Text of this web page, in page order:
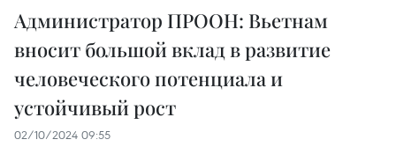
Администратор ПРООН: Вьетнам
вносит большой вклад в развитие
человеческого потенциала и
устойчивый рост
02/10/2024 09:55